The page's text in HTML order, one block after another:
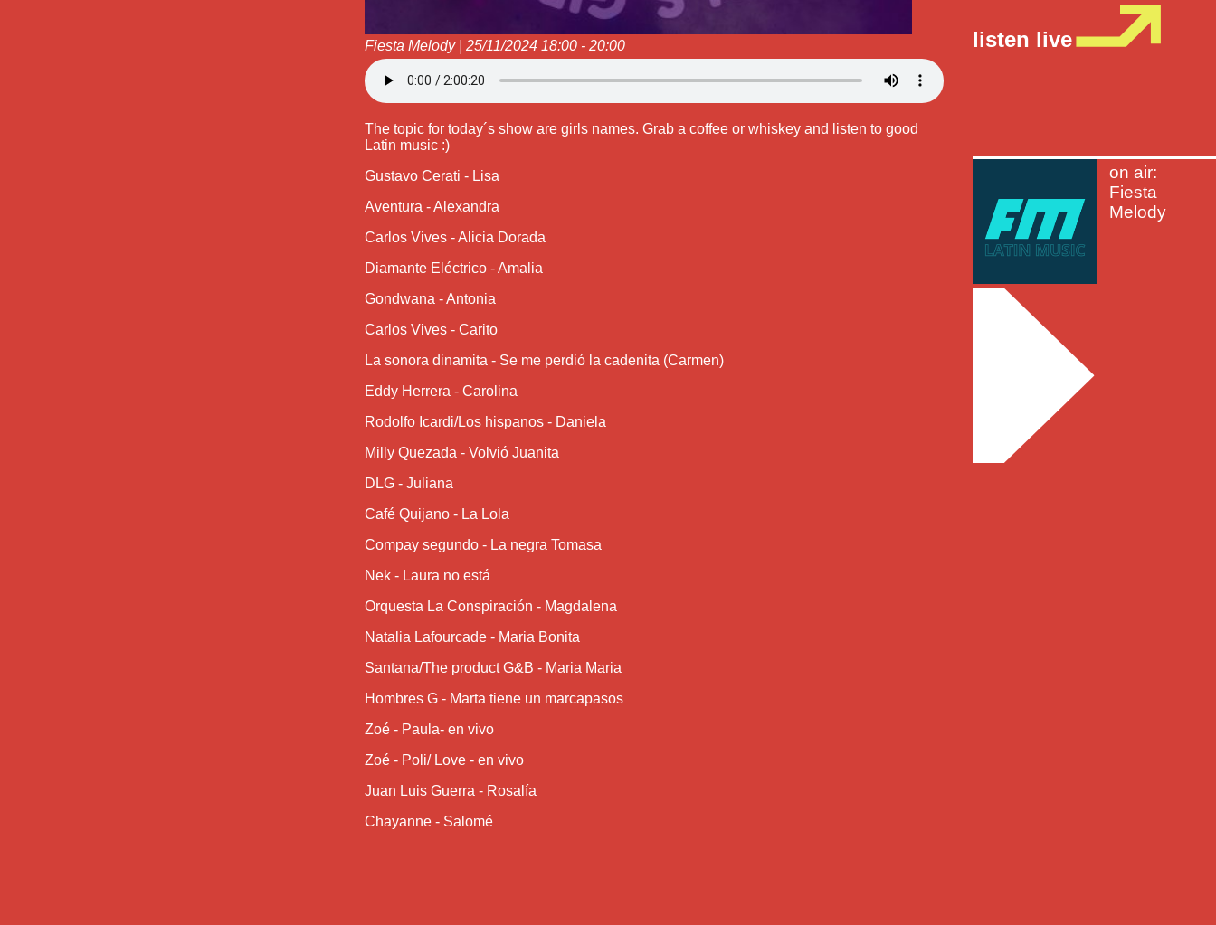
Fiesta Melody|25/11/2024 18:00 - 20:00
The topic for today´s show are girls names. Grab a coffee or whiskey and listen to good
Latin music :)
Gustavo Cerati - Lisa
Aventura - Alexandra
Carlos Vives - Alicia Dorada
Diamante Eléctrico - Amalia
Gondwana - Antonia
Carlos Vives - Carito
La sonora dinamita - Se me perdió la cadenita (Carmen)
Eddy Herrera - Carolina
Rodolfo Icardi/Los hispanos - Daniela
Milly Quezada - Volvió Juanita
DLG - Juliana
Café Quijano - La Lola
Compay segundo - La negra Tomasa
Nek - Laura no está
Orquesta La Conspiración - Magdalena
Natalia Lafourcade - Maria Bonita
Santana/The product G&B - Maria Maria
Hombres G - Marta tiene un marcapasos
Zoé - Paula- en vivo
Zoé - Poli/ Love - en vivo
Juan Luis Guerra - Rosalía
Chayanne - Salomé
listen live
on air:
Fiesta
Melody